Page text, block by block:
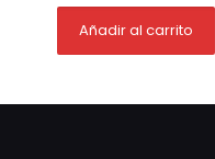
Añadir al carrito